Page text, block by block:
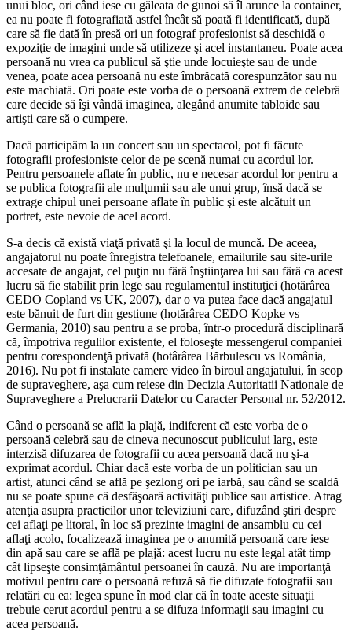
unui bloc, ori când iese cu găleata de gunoi să îl arunce la container,
ea nu poate fi fotografiată astfel încât să poată fi identificată, după
care să fie dată în presă ori un fotograf profesionist să deschidă o
expoziţie de imagini unde să utilizeze şi acel instantaneu. Poate acea
persoană nu vrea ca publicul să ştie unde locuieşte sau de unde
venea, poate acea persoană nu este îmbrăcată corespunzător sau nu
este machiată. Ori poate este vorba de o persoană extrem de celebră
care decide să îşi vândă imaginea, alegând anumite tabloide sau
artişti care să o cumpere.
Dacă participăm la un concert sau un spectacol, pot fi făcute
fotografii profesioniste celor de pe scenă numai cu acordul lor.
Pentru persoanele aflate în public, nu e necesar acordul lor pentru a
se publica fotografii ale mulţumii sau ale unui grup, însă dacă se
extrage chipul unei persoane aflate în public şi este alcătuit un
portret, este nevoie de acel acord.
S-a decis că există viaţă privată şi la locul de muncă. De aceea,
angajatorul nu poate înregistra telefoanele, emailurile sau site-urile
accesate de angajat, cel puţin nu fără înştiinţarea lui sau fără ca acest
lucru să fie stabilit prin lege sau regulamentul instituţiei (hotărârea
CEDO Copland vs UK, 2007), dar o va putea face dacă angajatul
este bănuit de furt din gestiune (hotărârea CEDO Kopke vs
Germania, 2010) sau pentru a se proba, într-o procedură disciplinară
că, împotriva regulilor existente, el foloseşte messengerul companiei
pentru corespondenţă privată (hotârârea Bărbulescu vs România,
2016). Nu pot fi instalate camere video în biroul angajatului, în scop
de supraveghere, aşa cum reiese din Decizia Autoritatii Nationale de
Supraveghere a Prelucrarii Datelor cu Caracter Personal nr. 52/2012.
Când o persoană se află la plajă, indiferent că este vorba de o
persoană celebră sau de cineva necunoscut publicului larg, este
interzisă difuzarea de fotografii cu acea persoană dacă nu şi-a
exprimat acordul. Chiar dacă este vorba de un politician sau un
artist, atunci când se află pe şezlong ori pe iarbă, sau când se scaldă
nu se poate spune că desfăşoară activităţi publice sau artistice. Atrag
atenţia asupra practicilor unor televiziuni care, difuzând ştiri despre
cei aflaţi pe litoral, în loc să prezinte imagini de ansamblu cu cei
aflaţi acolo, focalizează imaginea pe o anumită persoană care iese
din apă sau care se află pe plajă: acest lucru nu este legal atât timp
cât lipseşte consimţământul persoanei în cauză. Nu are importanţă
motivul pentru care o persoană refuză să fie difuzate fotografii sau
relatări cu ea: legea spune în mod clar că în toate aceste situaţii
trebuie cerut acordul pentru a se difuza informaţii sau imagini cu
acea persoană.